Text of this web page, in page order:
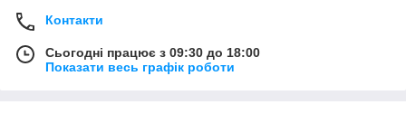
Контакти
Сьогодні працює з 09:30 до 18:00
Показати весь графік роботи